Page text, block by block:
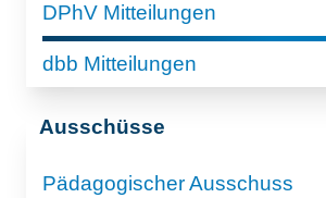
DPhV Mitteilungen
dbb Mitteilungen
Ausschüsse
Pädagogischer Ausschuss